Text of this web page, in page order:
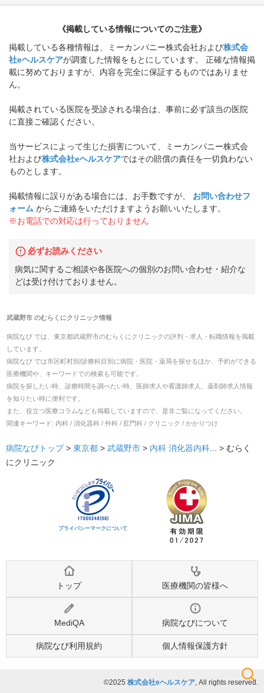
検索
《掲載している情報についてのご注意》
掲載している各種情報は、ミーカンパニー株式会社および株式会
社eヘルスケアが調査した情報をもとにしています。 正確な情報掲
載に努めておりますが、内容を完全に保証するものではありませ
ん。
掲載されている医院を受診される場合は、事前に必ず該当の医院
に直接ご確認ください。
当サービスによって生じた損害について、ミーカンパニー株式会
社および株式会社eヘルスケアではその賠償の責任を一切負わない
ものとします。
掲載情報に誤りがある場合には、お手数ですが、
お問い合わせフ
ォーム からご連絡をいただけますようお願いいたします。
※お電話での対応は行っておりません
必ずお読みください
病気に関するご相談や各医院への個別のお問い合わせ・紹介な
どは受け付けておりません。
武蔵野市のむらくにクリニック情報
病院なび では、 東京都武蔵野市のむらくにクリニックの評判・求人・転職情報を掲載
しています。
病院なび では市区町村別/診療科目別に病院・医院・薬局を探せるほか、予約ができる
医療機関や、キーワードでの検索も可能です。
病院を探したい時、診療時間を調べたい時、医師求人や看護師求人、薬剤師求人情報
を知りたい時に便利です。
また、役立つ医療コラムなども掲載していますので、是非ご覧になってください。
関連キーワード: 内科 / 消化器科 / 外科 / 肛門科 / クリニック / かかりつけ
病院なびトップ > 東京都 > 武蔵野市 > 内科 消化器内科... > むらく
にクリニック
プライバシーマークについて
トップ 医療機関の皆様へ
MediQA 病院なびについて
病院なび利用規約 個人情報保護方針
©2025 株式会社eヘルスケア, All rights reserved.